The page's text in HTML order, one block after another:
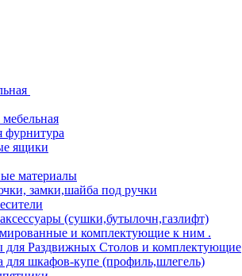
фурнитура
ящики
материалы
замки,шайба под ручки
(сушки,бутылочн,газлифт)
и комплектующие к ним .
для Раздвижных Столов и комплектующие
для шкафов-купе (профиль,шлегель)